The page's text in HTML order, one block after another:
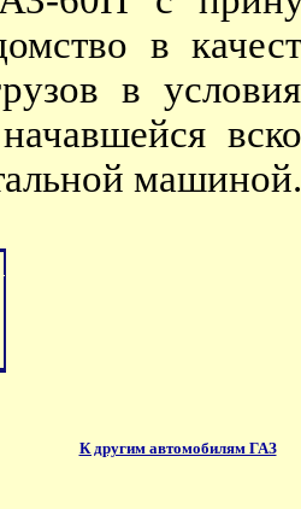
в
в
машиной.
К другим автомобилям ГАЗ